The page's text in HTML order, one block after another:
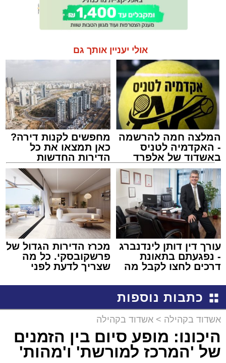
אולי יעניין אותך גם
המלצה חמה להרשמה
- האקדמיה לטניס
באשדוד של אלפרד
קריאולנסקי - לילדים
מחפשים לקנות דירה?
כאן תמצאו את כל
הדירות החדשות
למכירה באשדוד >>>
עורך דין דותן לינדנברג
- נפגעתם בתאונת
דרכים לחצו לקבל מה
מכרז הדירות הגדול של
פרשקובסקי. כל מה
שצריך לדעת לפני
באשדוד
כתבות נוספות
אשדוד בקהילה > אשדוד בקהילה
היכונו: מופע סיום בין הזמנים
של 'המרכז למורשת' ו'מהות'